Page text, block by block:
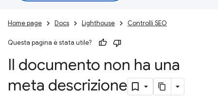
Home page Docs Lighthouse Controlli SEO
Questa pagina è stata utile?
Il documento non ha una
meta descrizione